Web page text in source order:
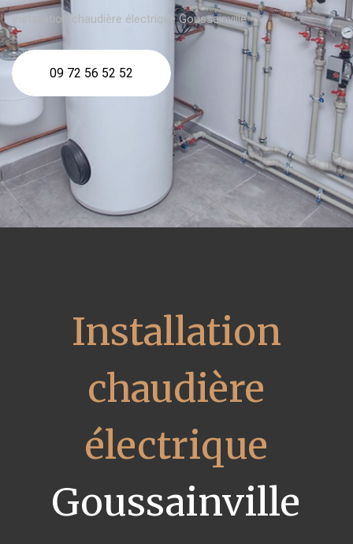
Installation chaudière électrique Goussainville
09 72 56 52 52
Installation
chaudière
électrique
Goussainville